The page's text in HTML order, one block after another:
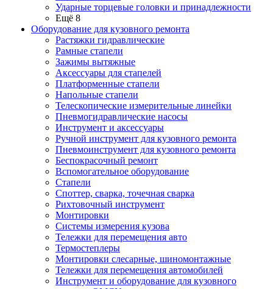
Ударные торцевые головки и принадлежности
Ещё 8
Оборудование для кузовного ремонта
Растяжки гидравлические
Рамные стапели
Зажимы вытяжные
Аксессуары для стапелей
Платформенные стапели
Напольные стапели
Телескопические измерительные линейки
Пневмогидравлические насосы
Инструмент и аксессуары
Ручной инструмент для кузовного ремонта
Пневмоинструмент для кузовного ремонта
Беспокрасочный ремонт
Вспомогательное оборудование
Стапели
Споттер, сварка, точечная сварка
Рихтовочный инструмент
Монтировки
Системы измерения кузова
Тележки для перемещения авто
Термостеплеры
Монтировки слесарные, шиномонтажные
Тележки для перемещения автомобилей
Инструмент и оборудование для кузовного